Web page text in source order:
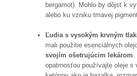
bergamot). Mohlo by dôjsť k
alebo ku vzniku tmavej
Ľudia s vysokým krvným
mali použitie esenciálnych
svojím ošetrujúcim lekárom
opatrnosťou používajte oleje s